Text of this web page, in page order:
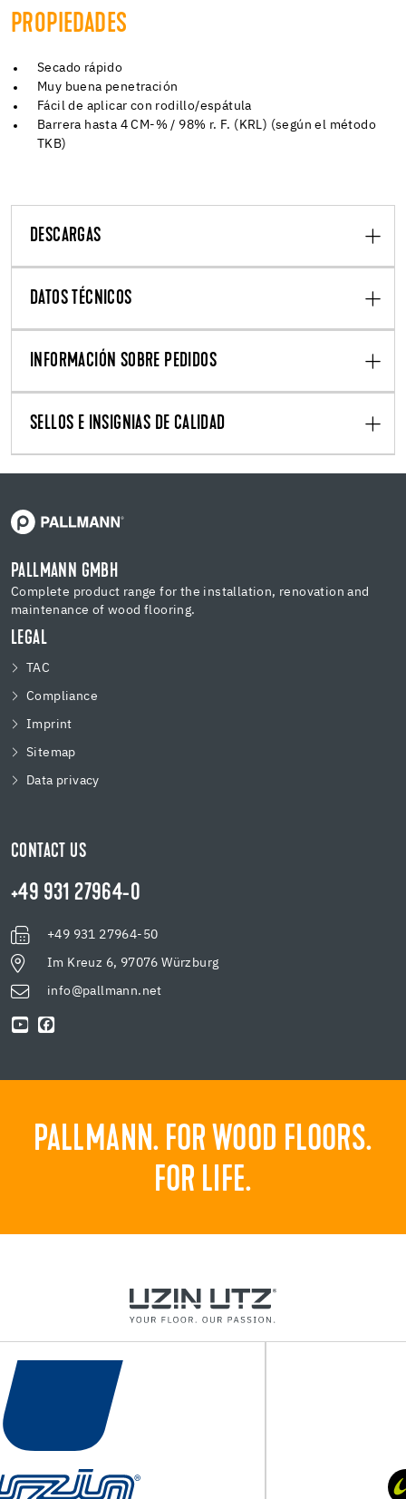
PROPIEDADES
Secado rápido
Muy buena penetración
Fácil de aplicar con rodillo/espátula
Barrera hasta 4 CM-% / 98% r. F. (KRL) (según el método
TKB)
DESCARGAS
DATOS TÉCNICOS
INFORMACIÓN SOBRE PEDIDOS
SELLOS E INSIGNIAS DE CALIDAD
PALLMANN GMBH
Complete product range for the installation, renovation and
maintenance of wood flooring.
LEGAL
TAC
Compliance
Imprint
Sitemap
Data privacy
CONTACT US
+49 931 27964-0
+49 931 27964-50
Im Kreuz 6, 97076 Würzburg
info@pallmann.net
PALLMANN. FOR WOOD FLOORS.
FOR LIFE.